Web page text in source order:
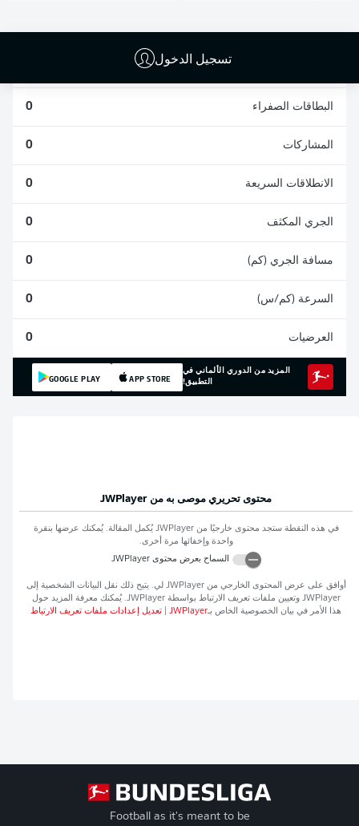
تسجيل الدخول
البطاقات الصفراء 0
المشاركات 0
الانطلاقات السريعة 0
الجري المكثف 0
مسافة الجري (كم) 0
السرعة (كم/س) 0
العرضيات 0
المزيد من الدوري الألماني في
التطبيق!
APP STORE
GOOGLE PLAY
محتوى تحريري موصى به من JWPlayer
في هذه النقطة ستجد محتوى خارجيًا منJWPlayer يُكمل المقالة. يُمكنك عرضها بنقرة
واحدة وإخفائها مرة أخرى.
السماح بعرض محتوىJWPlayer
أوافق على عرض المحتوى الخارجي منJWPlayer لي. يتيح ذلك نقل البيانات الشخصية إلى
JWPlayer وتعيين ملفات تعريف الارتباط بواسطةJWPlayer. يُمكنك معرفة المزيد حول
هذا الأمر في بيان الخصوصية الخاص بـJWPlayer تعديل إعدادات ملفات تعريف الارتباط
Football as it's meant to be